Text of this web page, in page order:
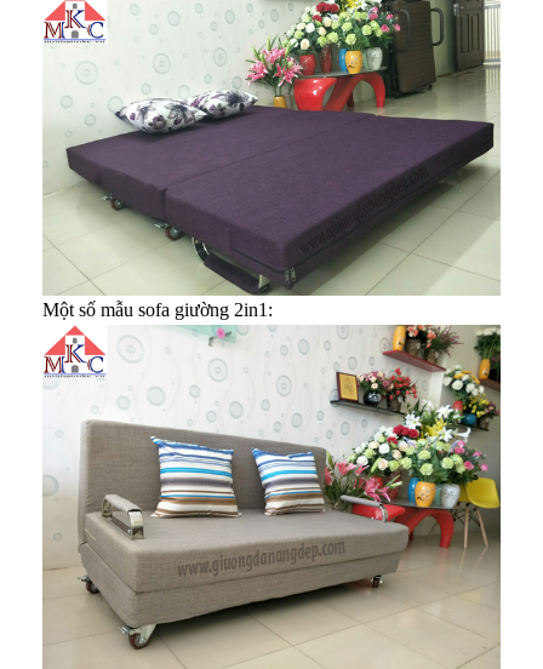
Một số mẫu sofa giường 2in1: